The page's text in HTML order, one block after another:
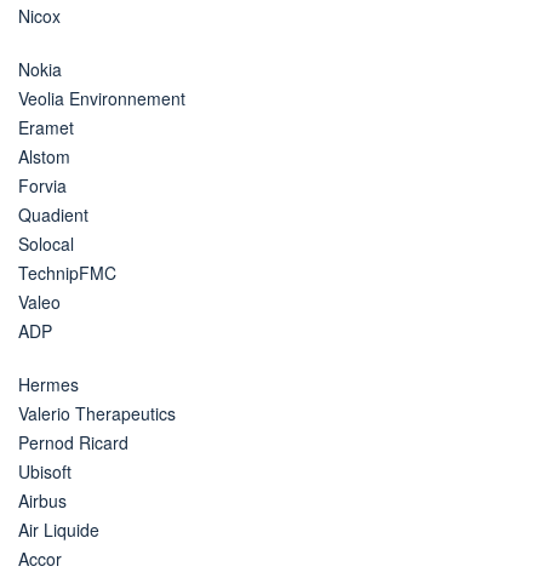
Nicox
Nokia
Veolia Environnement
Eramet
Alstom
Forvia
Quadient
Solocal
TechnipFMC
Valeo
ADP
Hermes
Valerio Therapeutics
Pernod Ricard
Ubisoft
Airbus
Air Liquide
Accor